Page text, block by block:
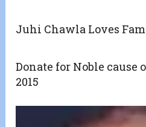
Juhi Chawla Loves
Donate for Noble cause
2015